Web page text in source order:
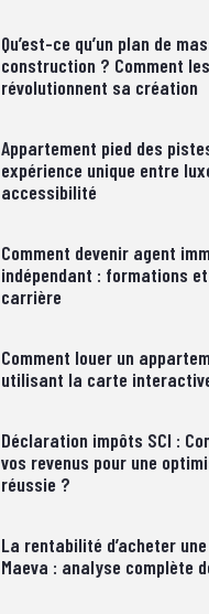
Qu’est-ce qu’un plan de
construction ? Comment
révolutionnent sa création
Appartement pied des
expérience unique entre
accessibilité
Comment devenir agent
indépendant : formations
carrière
Comment louer un
utilisant la carte
Déclaration impôts SCI :
vos revenus pour une
réussie ?
La rentabilité d’acheter
Maeva : analyse complète